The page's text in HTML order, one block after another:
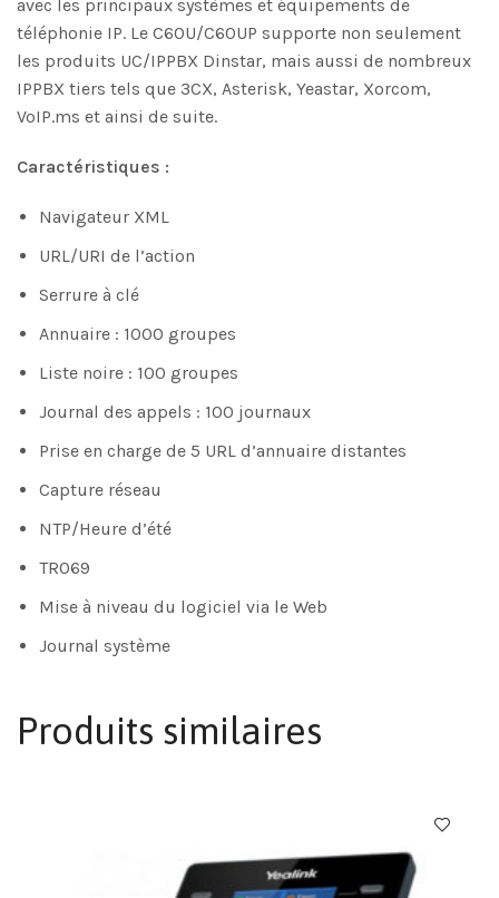
avec les principaux systèmes et équipements de
téléphonie IP. Le C60U/C60UP supporte non seulement
les produits UC/IPPBX Dinstar, mais aussi de nombreux
IPPBX tiers tels que 3CX, Asterisk, Yeastar, Xorcom,
VoIP.ms et ainsi de suite.
Caractéristiques :
Navigateur XML
URL/URI de l’action
Serrure à clé
Annuaire : 1000 groupes
Liste noire : 100 groupes
Journal des appels : 100 journaux
Prise en charge de 5 URL d’annuaire distantes
Capture réseau
NTP/Heure d’été
TR069
Mise à niveau du logiciel via le Web
Journal système
Produits similaires